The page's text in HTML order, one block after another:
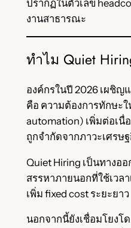
ปรากฏในตัวเลข
งานสาธารณะ
ทำไม Quiet
องค์กรในปี 2026 เผชิญ
คือ ความต้องการทักษะใ
automation) เพิ่มต่อเนื่
ถูกจำกัดจากภาวะเศรษ
Quiet Hiring เป็นทางอ
สรรหาภายนอกที่ใช้เวล
เพิ่ม fixed cost ระยะยาว
นอกจากนี้ยังเชื่อมโยงโ